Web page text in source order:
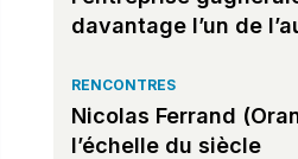
davantage l’un de
RENCONTRES
Nicolas Ferrand
l’échelle du siècle